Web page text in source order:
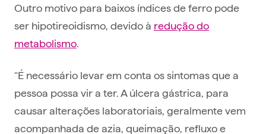
Outro motivo para baixos índices de ferro pode
ser hipotireoidismo, devido à redução do
metabolismo.
“É necessário levar em conta os sintomas que a
pessoa possa vir a ter. A úlcera gástrica, para
causar alterações laboratoriais, geralmente vem
acompanhada de azia, queimação, refluxo e